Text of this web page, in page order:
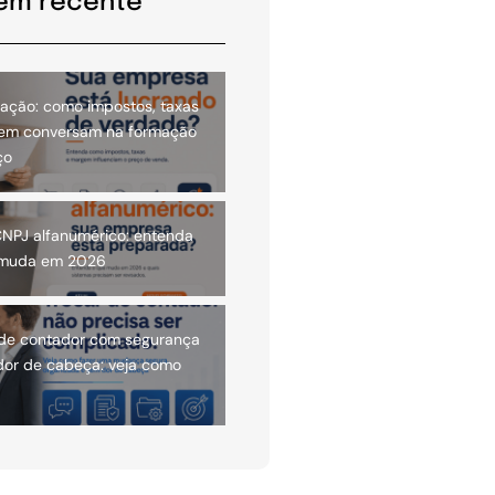
como impostos, taxas
conversam na formação
alfanumérico: entenda
em 2026
contador com segurança
de cabeça: veja como